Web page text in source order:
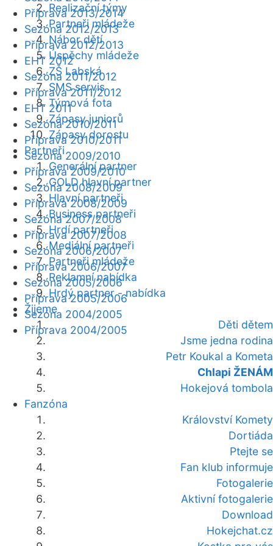
Realizační týmy
Partneři mládeže
Nábor dětí
Úspěchy mládeže
ZŠ Labská
SMS servis
Týmová fota
Zápasy juniorů
Zápasy dorostu
Partneři
Generální partner
GOLD hlavní partner
Hlavní partneři
Business partneři
Hrdí partneři
Mediální partneři
Partneři mládeže
Reklamní nabídka
Hrdý partner - nabídka
Žijeme
Děti dětem
Jsme jedna rodina
Petr Koukal a Kometa
Chlapi ŽENÁM
Hokejová tombola
Fanzóna
Království Komety
Dortiáda
Ptejte se
Fan klub informuje
Fotogalerie
Aktivní fotogalerie
Download
Hokejchat.cz
Příprava 2013/2014
Sezóna 2012/2013
Příprava 2012/2013
EHT 2012
Sezóna 2011/2012
Příprava 2011/2012
EHT 2011
Sezóna 2010/2011
Příprava 2010/2011
Sezóna 2009/2010
Příprava 2009/2010
Sezóna 2008/2009
Příprava 2008/2009
Sezóna 2007/2008
Příprava 2007/2008
Sezóna 2006/2007
Příprava 2006/2007
Sezóna 2005/2006
Příprava 2005/2006
Sezóna 2004/2005
Příprava 2004/2005